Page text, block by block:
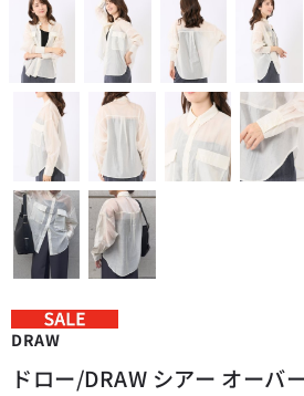
DRAW
ドロー/DRAW シアー オーバ